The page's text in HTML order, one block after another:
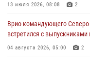
угрожавшего подростку
06 августа 2026, 11:33
13 июля 2026, 08:08 2
Врио командующего
встретился с
04 августа 2026, 05:00 2